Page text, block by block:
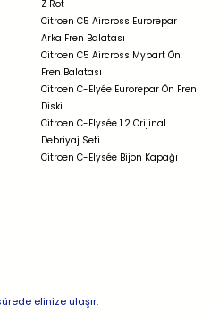
Z Rot
Citroen C5 Aircross Eurorepar
Arka Fren Balatası
Citroen C5 Aircross Mypart Ön
Fren Balatası
Citroen C-Elyée Eurorepar Ön Fren
Diski
Citroen C-Elysée 1.2 Orijinal
Debriyaj Seti
Citroen C-Elysée Bijon Kapağı
elinize ulaşır.